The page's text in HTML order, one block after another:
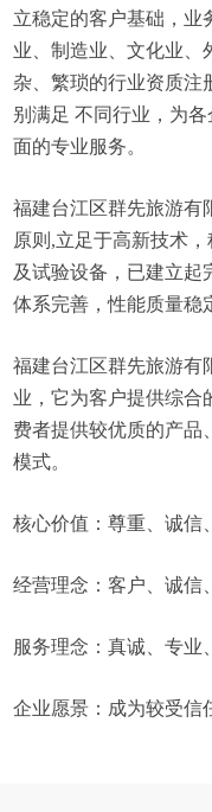
立稳定的客户基础，业
业、制造业、文化业、
杂、繁琐的行业资质注
别满足 不同行业，为
面的专业服务。
福建台江区群先旅游有
原则,立足于高新技术
及试验设备，已建立起
体系完善，性能质量稳
福建台江区群先旅游有
业，它为客户提供综合
费者提供较优质的产品
模式。
核心价值：尊重、诚信
经营理念：客户、诚信
服务理念：真诚、专业
企业愿景：成为较受信